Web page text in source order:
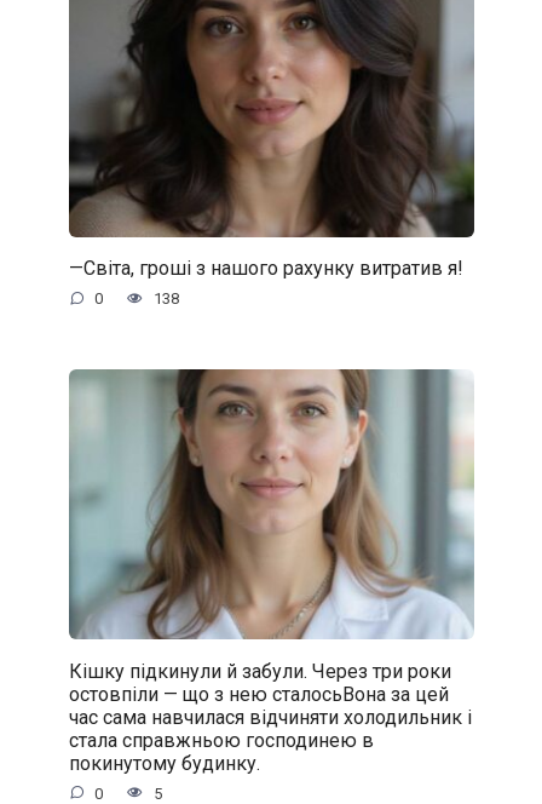
—Світа, гроші з нашого рахунку витратив я!
0 138
Кішку підкинули й забули. Через три роки
остовпіли — що з нею сталосьВона за цей
час сама навчилася відчиняти холодильник і
стала справжньою господинею в
покинутому будинку.
0 5